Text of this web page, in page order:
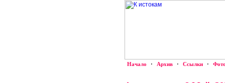
Начало · Архив · Ссылки ·